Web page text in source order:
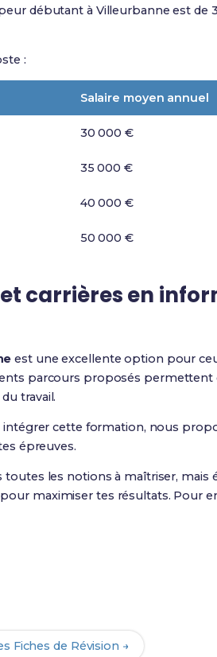
débutant à Villeurbanne est de
:
Salaire moyen annuel
30 000 €
35 000 €
40 000 €
50 000 €
carrières en
est une excellente option pour
parcours proposés permettent
travail.
intégrer cette formation, nous
épreuves.
toutes les notions à maîtriser, mais
maximiser tes résultats. Pour
Fiches de Révision →